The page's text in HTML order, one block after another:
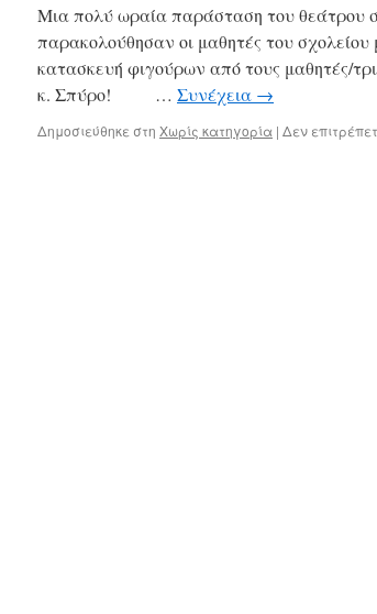
Μια πολύ ωραία παράσταση του θεάτρου
παρακολούθησαν οι μαθητές του
κατασκευή φιγούρων από τους μαθητές/
κ. Σπύρο! … Συνέχεια →
Δημοσιεύθηκε στη Χωρίς κατηγορία | Δεν